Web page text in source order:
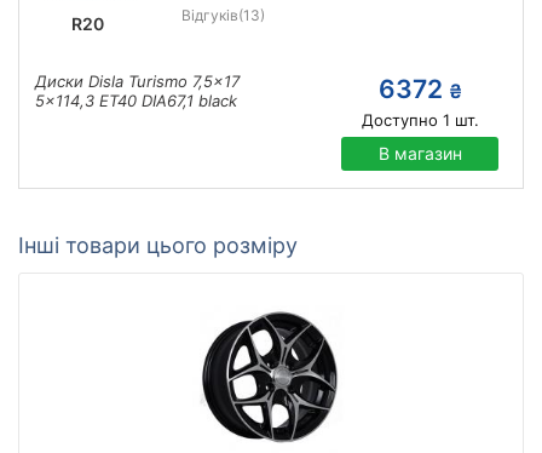
R20 Відгуків(13)
Диски Disla Turismo 7,5x17
5x114,3 ET40 DIA67,1 black
6372 ₴
Доступно 1 шт.
В магазин
Інші товари цього розміру